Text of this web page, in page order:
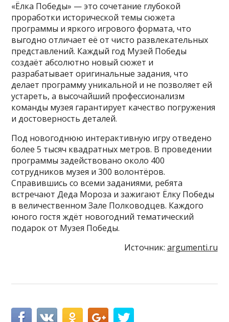
«Ёлка Победы» — это сочетание глубокой
проработки исторической темы сюжета
программы и яркого игрового формата, что
выгодно отличает её от чисто развлекательных
представлений. Каждый год Музей Победы
создаёт абсолютно новый сюжет и
разрабатывает оригинальные задания, что
делает программу уникальной и не позволяет ей
устареть, а высочайший профессионализм
команды музея гарантирует качество погружения
и достоверность деталей.
Под новогоднюю интерактивную игру отведено
более 5 тысяч квадратных метров. В проведении
программы задействовано около 400
сотрудников музея и 300 волонтёров.
Справившись со всеми заданиями, ребята
встречают Деда Мороза и зажигают Ёлку Победы
в величественном Зале Полководцев. Каждого
юного гостя ждёт новогодний тематический
подарок от Музея Победы.
Источник: argumenti.ru